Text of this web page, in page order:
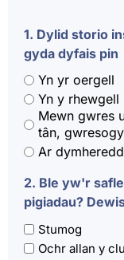
1. Dylid storio
gyda dyfais pin
Yn yr oergell
Yn y rhewgell
Mewn gwres
tân,
Ar
2. Ble yw'r
pigiadau?
Stumog
Ochr allan y